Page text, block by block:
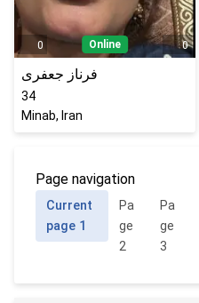
0 Online 0
فرناز جعفری
34
Minab, Iran
Page navigation
Current
page 1
Pa
ge
2
Pa
ge
3